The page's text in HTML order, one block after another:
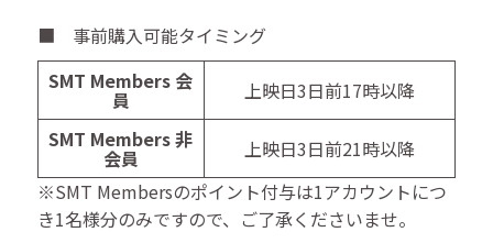
■ 事前購入可能タイミング
SMT Members 会
員
上映日3日前17時以降
SMT Members 非
会員
上映日3日前21時以降
※SMT Membersのポイント付与は1アカウントにつ
き1名様分のみですので、ご了承くださいませ。